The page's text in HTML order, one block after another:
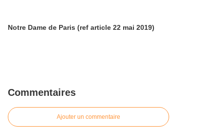
Notre Dame de Paris (ref article 22 mai 2019)
Commentaires
Ajouter un commentaire